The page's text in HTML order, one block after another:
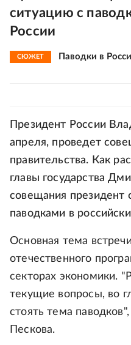
ситуацию с
России
СЮЖЕТ Паводки в
Президент России
апреля, проведет
правительства. Как
главы государства
совещания президент
паводками в
Основная тема
отечественного
секторах экономики.
текущие вопросы, во
стоять тема
Пескова.